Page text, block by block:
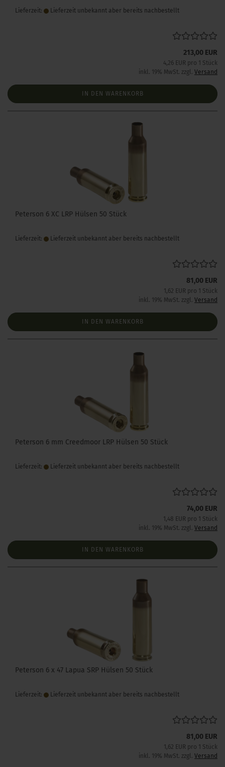
Lieferzeit: Lieferzeit unbekannt aber bereits nachbestellt
213,00 EUR
4,26 EUR pro 1 Stück
inkl. 19% MwSt. zzgl. Versand
IN DEN WARENKORB
Peterson 6 XC LRP Hülsen 50 Stück
Lieferzeit: Lieferzeit unbekannt aber bereits nachbestellt
81,00 EUR
1,62 EUR pro 1 Stück
inkl. 19% MwSt. zzgl. Versand
IN DEN WARENKORB
Peterson 6 mm Creedmoor LRP Hülsen 50 Stück
Lieferzeit: Lieferzeit unbekannt aber bereits nachbestellt
74,00 EUR
1,48 EUR pro 1 Stück
inkl. 19% MwSt. zzgl. Versand
IN DEN WARENKORB
Peterson 6 x 47 Lapua SRP Hülsen 50 Stück
Lieferzeit: Lieferzeit unbekannt aber bereits nachbestellt
81,00 EUR
1,62 EUR pro 1 Stück
inkl. 19% MwSt. zzgl. Versand